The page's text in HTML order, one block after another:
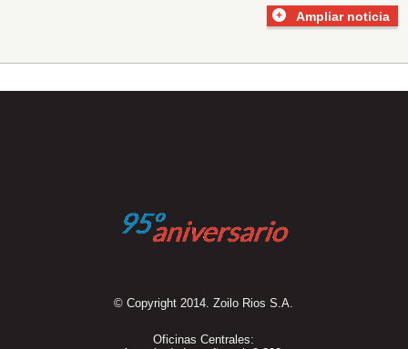
Ampliar noticia
© Copyright 2014. Zoilo Rios S.A.
Oficinas Centrales: